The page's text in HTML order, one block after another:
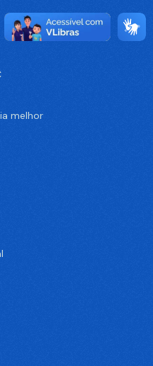
melhor